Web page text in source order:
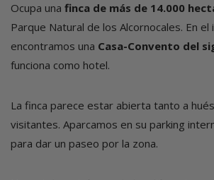
Ocupa una finca de más de 14.000
Parque Natural de los Alcornocales. En
encontramos una Casa-Convento del
funciona como hotel.
La finca parece estar abierta tanto a
visitantes. Aparcamos en su parking
para dar un paseo por la zona.